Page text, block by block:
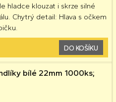
hladce klouzat i skrze silné
Chytrý detail: Hlava s očkem
DO KOŠÍKU
bílé 22mm 1000ks;